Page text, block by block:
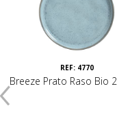
REF: 4770
Breeze Prato Raso Bio